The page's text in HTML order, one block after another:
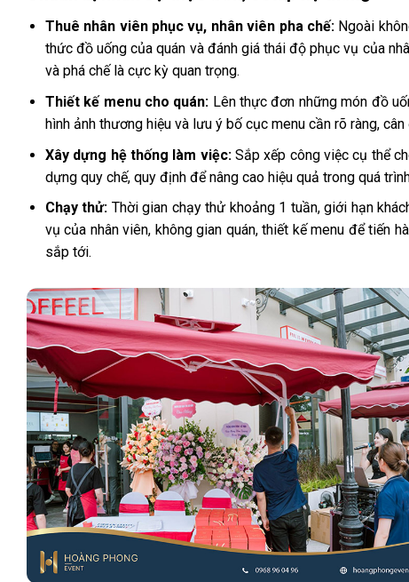
Thuê nhân viên phục vụ, nhân viên pha chế: Ngoài
thức đồ uống của quán và đánh giá thái độ phục vụ của
và phá chế là cực kỳ quan trọng.
Thiết kế menu cho quán: Lên thực đơn những món đồ
hình ảnh thương hiệu và lưu ý bố cục menu cần rõ ràng, cân
Xây dựng hệ thống làm việc:Sắp xếp công việc cụ thể
dựng quy chế, quy định để nâng cao hiệu quả trong quá
Chạy thử: Thời gian chạy thử khoảng 1 tuần, giới hạn
vụ của nhân viên, không gian quán, thiết kế menu để tiến
sắp tới.